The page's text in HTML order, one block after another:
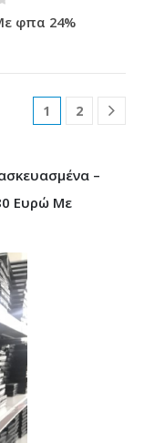
φπα 24%
1 2
–
Ευρώ Με